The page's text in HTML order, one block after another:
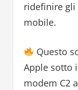
ridefinire gli
mobile.
Questo
Apple sotto
modem C2